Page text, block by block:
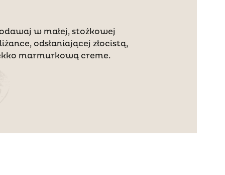
w małej, stożkowej
odsłaniającej złocistą,
marmurkową creme.